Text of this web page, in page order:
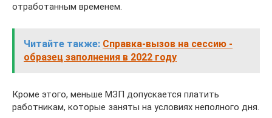
отработанным временем.
Читайте также: Справка-вызов на сессию -
образец заполнения в 2022 году
Кроме этого, меньше МЗП допускается платить
работникам, которые заняты на условиях неполного дня.